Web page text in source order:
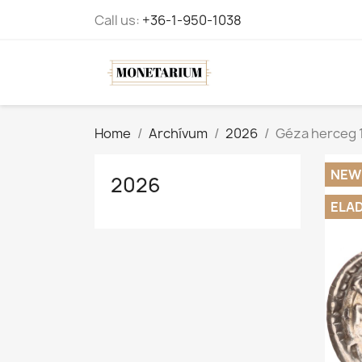
Call us: +36-1-950-1038
Home Archívum 2026 Géza herceg
2026
NEW